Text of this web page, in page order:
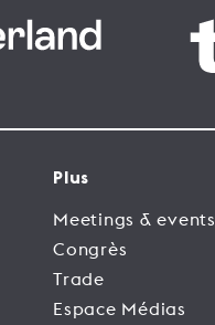
Plus
Meetings & events
Congrès
Trade
Espace Médias